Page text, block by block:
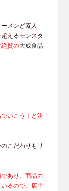
ーメンど素人
えるモンスタ
絶賛の大成食品
いこう！と決
こだわりもリ
あり、商品力
るので、店主